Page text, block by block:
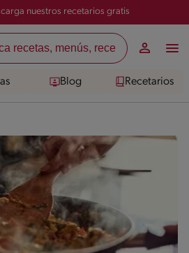
nuestros recetarios gratis
Blog Recetarios